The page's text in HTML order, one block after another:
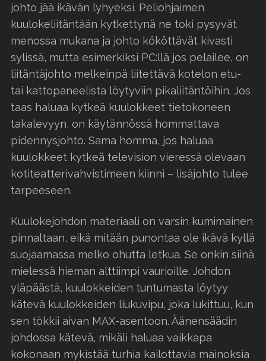
johto jää ikävän lyhyeksi. Peliohjaimen
kuulokeliitäntään kytkettynä ne toki pysyvät
menossa mukana ja johto kököttävät kivasti
sylissä, mutta esimerkiksi PC:llä jos pelailee, on
liitäntäjohto melkeinpä liitettävä kotelon etu-
tai kattopaneelista löytyviin pikaliitäntöihin. Jos
taas haluaa kytkeä kuulokkeet tietokoneen
takalevyyn, on käytännössä hommattava
pidennysjohto. Sama homma, jos haluaa
kuulokkeet kytkeä television vieressä olevaan
kotiteatterivahvistimeen kiinni – lisäjohto tulee
tarpeeseen.
Kuulokejohdon materiaali on varsin kumimainen
pinnaltaan, eikä mitään punontaa ole ikävä kyllä
suojaamassa melko ohutta letkua. Se onkin siinä
mielessä hieman alttiimpi vaurioille. Johdon
yläpäästä, kuulokkeiden tuntumasta löytyy
kätevä kuulokkeiden liukuvipu, joka lukittuu, kun
sen tökkii aivan MAX-asentoon. Äänensäädin
johdossa kätevä, mikäli haluaa vaikkapa
kokonaan mykistää turhia kailottavia mainoksia